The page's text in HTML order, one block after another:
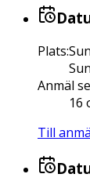
Plats:
Anmäl
16
Till